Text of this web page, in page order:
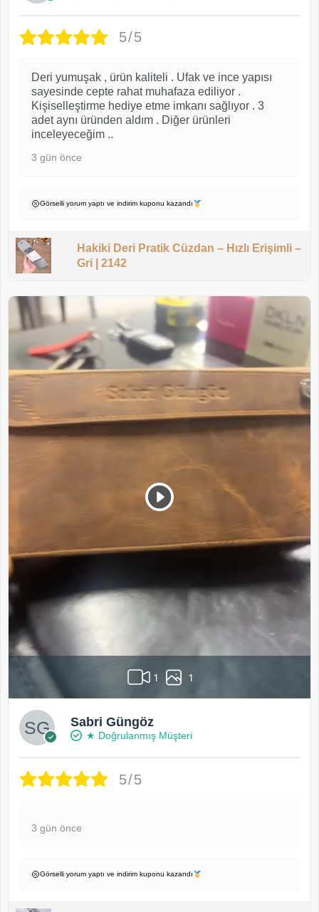
5/5
Deri yumuşak , ürün kaliteli . Ufak ve ince yapısı
sayesinde cepte rahat muhafaza ediliyor .
Kişiselleştirme hediye etme imkanı sağlıyor . 3
adet aynı üründen aldım . Diğer ürünleri
inceleyeceğim ..
3 gün önce
Görselli yorum yaptı ve indirim kuponu kazandı
Hakiki Deri Pratik Cüzdan – Hızlı Erişimli –
Gri | 2142
1 1
Sabri Güngöz
★ Doğrulanmış Müşteri
5/5
3 gün önce
Görselli yorum yaptı ve indirim kuponu kazandı